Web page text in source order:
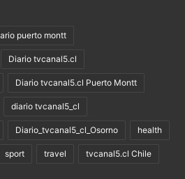
puerto montt
Diario tvcanal5.cl
Diario tvcanal5.cl Puerto Montt
diario tvcanal5_cl
Diario_tvcanal5_cl_Osorno health
sport travel tvcanal5.cl Chile